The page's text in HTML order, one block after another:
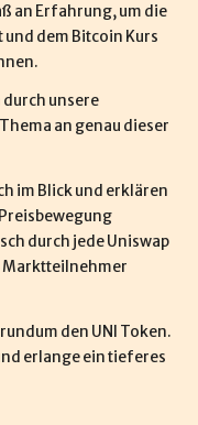
an Erfahrung, um die
und dem Bitcoin Kurs
unsere
an genau dieser
im Blick und erklären
durch jede Uniswap
Marktteilnehmer
den UNI Token.
erlange ein tieferes